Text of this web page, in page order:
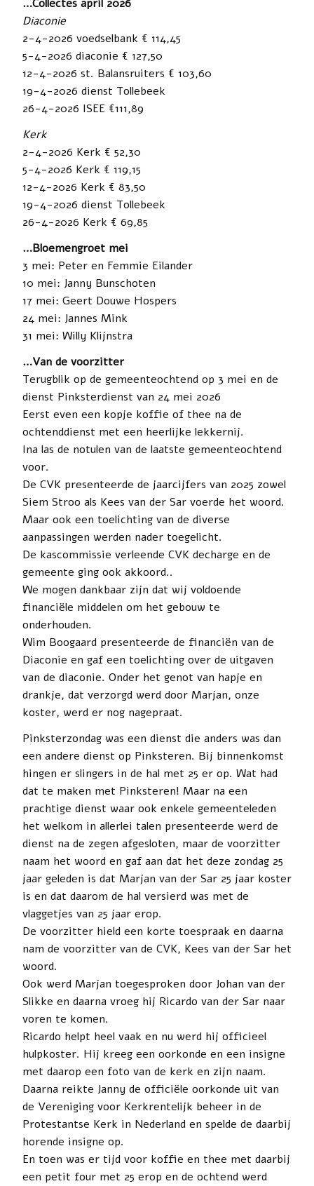
…Collectes april 2026
Diaconie
2-4-2026 voedselbank € 114,45
5-4-2026 diaconie € 127,50
12-4-2026 st. Balansruiters € 103,60
19-4-2026 dienst Tollebeek
26-4-2026 ISEE €111,89
Kerk
2-4-2026 Kerk € 52,30
5-4-2026 Kerk € 119,15
12-4-2026 Kerk € 83,50
19-4-2026 dienst Tollebeek
26-4-2026 Kerk € 69,85
…Bloemengroet mei
3 mei: Peter en Femmie Eilander
10 mei: Janny Bunschoten
17 mei: Geert Douwe Hospers
24 mei: Jannes Mink
31 mei: Willy Klijnstra
…Van de voorzitter
Terugblik op de gemeenteochtend op 3 mei en de
dienst Pinksterdienst van 24 mei 2026
Eerst even een kopje koffie of thee na de
ochtenddienst met een heerlijke lekkernij.
Ina las de notulen van de laatste gemeenteochtend
voor.
De CVK presenteerde de jaarcijfers van 2025 zowel
Siem Stroo als Kees van der Sar voerde het woord.
Maar ook een toelichting van de diverse
aanpassingen werden nader toegelicht.
De kascommissie verleende CVK decharge en de
gemeente ging ook akkoord..
We mogen dankbaar zijn dat wij voldoende
financiële middelen om het gebouw te
onderhouden.
Wim Boogaard presenteerde de financiën van de
Diaconie en gaf een toelichting over de uitgaven
van de diaconie. Onder het genot van hapje en
drankje, dat verzorgd werd door Marjan, onze
koster, werd er nog nagepraat.
Pinksterzondag was een dienst die anders was dan
een andere dienst op Pinksteren. Bij binnenkomst
hingen er slingers in de hal met 25 er op. Wat had
dat te maken met Pinksteren! Maar na een
prachtige dienst waar ook enkele gemeenteleden
het welkom in allerlei talen presenteerde werd de
dienst na de zegen afgesloten, maar de voorzitter
naam het woord en gaf aan dat het deze zondag 25
jaar geleden is dat Marjan van der Sar 25 jaar koster
is en dat daarom de hal versierd was met de
vlaggetjes van 25 jaar erop.
De voorzitter hield een korte toespraak en daarna
nam de voorzitter van de CVK, Kees van der Sar het
woord.
Ook werd Marjan toegesproken door Johan van der
Slikke en daarna vroeg hij Ricardo van der Sar naar
voren te komen.
Ricardo helpt heel vaak en nu werd hij officieel
hulpkoster. Hij kreeg een oorkonde en een insigne
met daarop een foto van de kerk en zijn naam.
Daarna reikte Janny de officiële oorkonde uit van
de Vereniging voor Kerkrentelijk beheer in de
Protestantse Kerk in Nederland en spelde de daarbij
horende insigne op.
En toen was er tijd voor koffie en thee met daarbij
een petit four met 25 erop en de ochtend werd